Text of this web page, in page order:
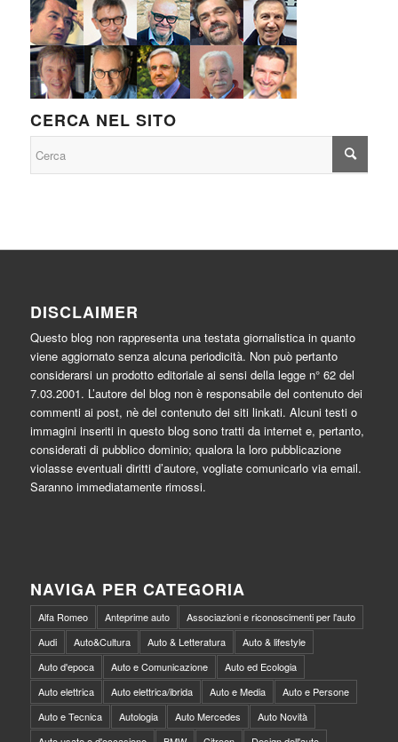
CERCA NEL SITO
DISCLAIMER
Questo blog non rappresenta una testata giornalistica in quanto
viene aggiornato senza alcuna periodicità. Non può pertanto
considerarsi un prodotto editoriale ai sensi della legge n° 62 del
7.03.2001. L’autore del blog non è responsabile del contenuto dei
commenti ai post, nè del contenuto dei siti linkati. Alcuni testi o
immagini inseriti in questo blog sono tratti da internet e, pertanto,
considerati di pubblico dominio; qualora la loro pubblicazione
violasse eventuali diritti d’autore, vogliate comunicarlo via email.
Saranno immediatamente rimossi.
NAVIGA PER CATEGORIA
Alfa Romeo Anteprime auto
Associazioni e riconoscimenti per l'auto
Audi
Auto&Cultura Auto & Letteratura
Auto & lifestyle
Auto d'epoca
Auto e Comunicazione
Auto ed Ecologia
Auto elettrica
Auto elettrica/ibrida Auto e Media
Auto e Persone
Auto e Tecnica
Autologia Auto Mercedes
Auto Novità